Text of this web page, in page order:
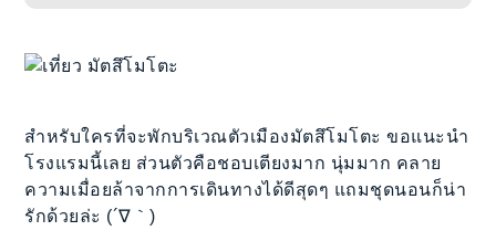
สำหรับใครที่จะพักบริเวณตัวเมืองมัตสึโมโตะ ขอแนะนำ
โรงแรมนี้เลย ส่วนตัวคือชอบเตียงมาก นุ่มมาก คลาย
ความเมื่อยล้าจากการเดินทางได้ดีสุดๆ แถมชุดนอนก็น่า
รักด้วยล่ะ (´∇｀)